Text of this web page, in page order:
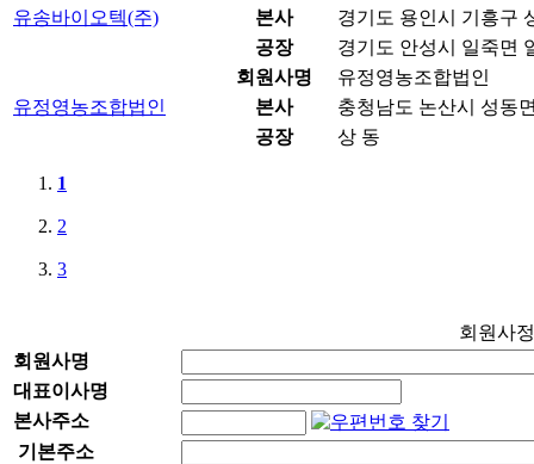
유송바이오텍(주)
본사
경기도 용인시 기흥구
공장
경기도 안성시 일죽면
유정영농조합법인
회원사명
유정영농조합법인
본사
충청남도 논산시 성동
공장
상 동
1
2
3
회원사
회원사명
대표이사명
본사주소
기본주소